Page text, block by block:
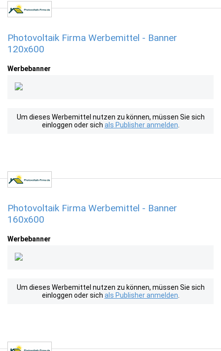
Photovoltaik Firma Werbemittel - Banner
120x600
Werbebanner
Um dieses Werbemittel nutzen zu können, müssen Sie sich
einloggen oder sich als Publisher anmelden
Photovoltaik Firma Werbemittel - Banner
160x600
Werbebanner
Um dieses Werbemittel nutzen zu können, müssen Sie sich
einloggen oder sich als Publisher anmelden